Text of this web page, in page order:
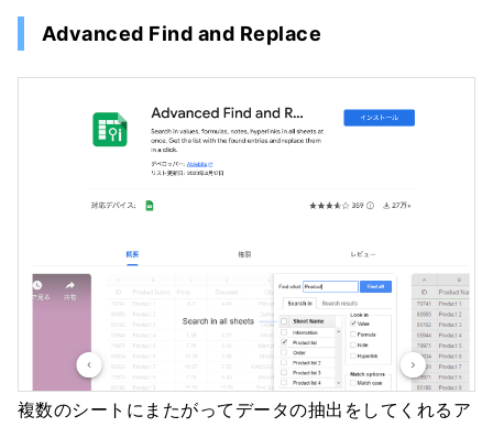
Advanced Find and Replace
複数のシートにまたがってデータの抽出をしてくれるア